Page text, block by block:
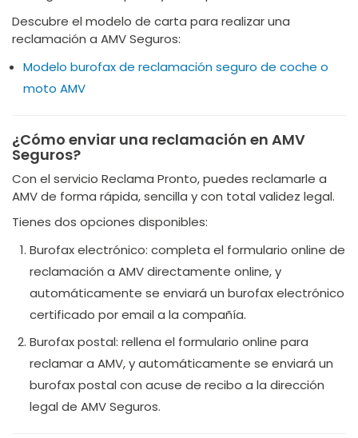
Descubre el modelo de carta para realizar una
reclamación a AMV Seguros:
Modelo burofax de reclamación seguro de coche o
moto AMV
¿Cómo enviar una reclamación en AMV
Seguros?
Con el servicio Reclama Pronto, puedes reclamarle a
AMV de forma rápida, sencilla y con total validez legal.
Tienes dos opciones disponibles:
Burofax electrónico: completa el formulario online de
reclamación a AMV directamente online, y
automáticamente se enviará un burofax electrónico
certificado por email a la compañía.
Burofax postal: rellena el formulario online para
reclamar a AMV, y automáticamente se enviará un
burofax postal con acuse de recibo a la dirección
legal de AMV Seguros.